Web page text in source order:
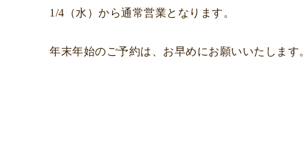
1/4（水）から通常営業となります。
年末年始のご予約は、お早めにお願いいたします。